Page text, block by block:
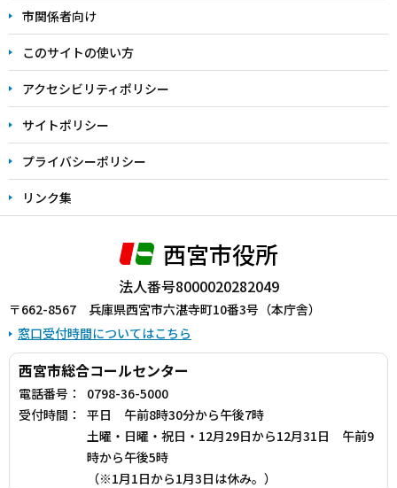
こ
ま
で
市関係者向け
このサイトの使い方
アクセシビリティポリシー
サイトポリシー
プライバシーポリシー
リンク集
西宮市役所
法人番号8000020282049
〒662-8567 兵庫県西宮市六湛寺町10番3号（本庁舎）
窓口受付時間についてはこちら
西宮市総合コールセンター
電話番号：
0798-36-5000
受付時間：
平日 午前8時30分から午後7時
土曜・日曜・祝日・12月29日から12月31日 午前9
時から午後5時
（※1月1日から1月3日は休み。）